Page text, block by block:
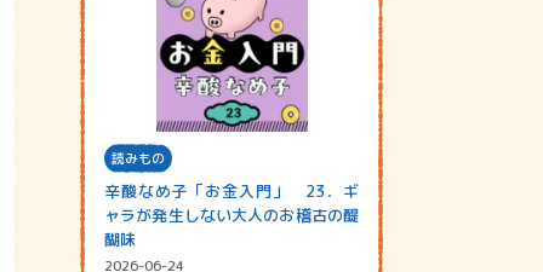
読みもの
辛酸なめ子「お金入門」 23．ギ
ャラが発生しない大人のお稽古の醍
醐味
2026-06-24